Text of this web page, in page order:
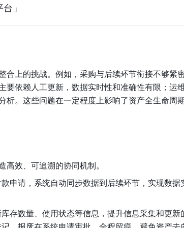
台」
上的挑战。例如，采购与后续环节衔接不够紧
要依赖人工更新，数据实时性和准确性有限；运
析。这些问题在一定程度上影响了资产全生命周
效、可追溯的协同机制。
申请，系统自动同步数据到后续环节，实现数据
存数量、使用状态等信息，提升信息采集和更新